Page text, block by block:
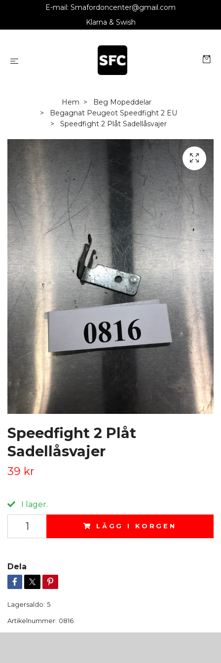
E-mail: Smafordoncenter@gmail.com
Klarna & Swish
Hem
Beg Mopeddelar
Begagnat Peugeot Speedfight 2 EU
Speedfight 2 Plåt Sadellåsvajer
Speedfight 2 Plåt
Sadellåsvajer
39 kr
I lager.
LÄGG I KORGEN
Dela
Lagersaldo: 5
Artikelnummer: 0816